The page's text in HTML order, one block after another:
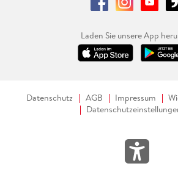
Laden Sie unsere App
Datenschutz AGB Impressum